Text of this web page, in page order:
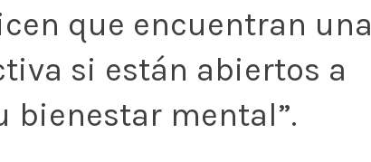
que encuentran una
si están abiertos a
bienestar mental”.